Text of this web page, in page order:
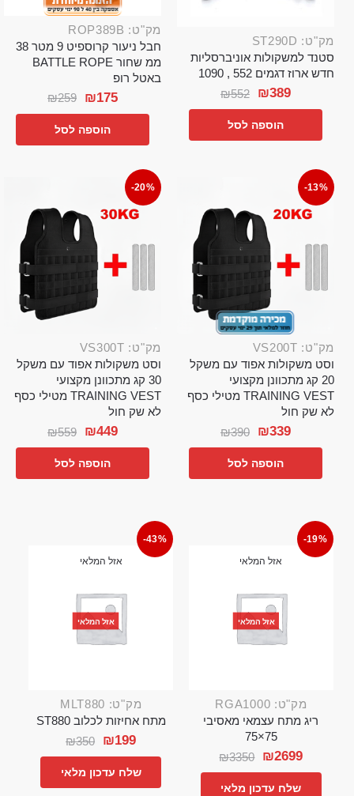
מק"ט: ST290D
סטנד למשקולות אוניברסליות
חדש ארוז דגמים 552 , 1090
₪552 ₪389
הוספה לסל
מק"ט: ROP389B
חבל ניעור קרוספיט 9 מטר 38
ממ שחור BATTLE ROPE
באטל רופ
₪259 ₪175
הוספה לסל
-13%
מק"ט: VS200T
וסט משקולות אפוד עם משקל
20 קג מתכוונן מקצועי
TRAINING VEST מטילי כסף
לא שק חול
₪390 ₪339
הוספה לסל
-20%
מק"ט: VS300T
וסט משקולות אפוד עם משקל
30 קג מתכוונן מקצועי
TRAINING VEST מטילי כסף
לא שק חול
₪559 ₪449
הוספה לסל
-19%
אזל המלאי
אזל המלאי
מק"ט: RGA1000
ריג מתח עצמאי מאסיבי
75×75
₪3350 ₪2699
שלח עדכון מלאי
-43%
אזל המלאי
אזל המלאי
מק"ט: MLT880
מתח אחיזות לכלוב ST880
₪350 ₪199
שלח עדכון מלאי